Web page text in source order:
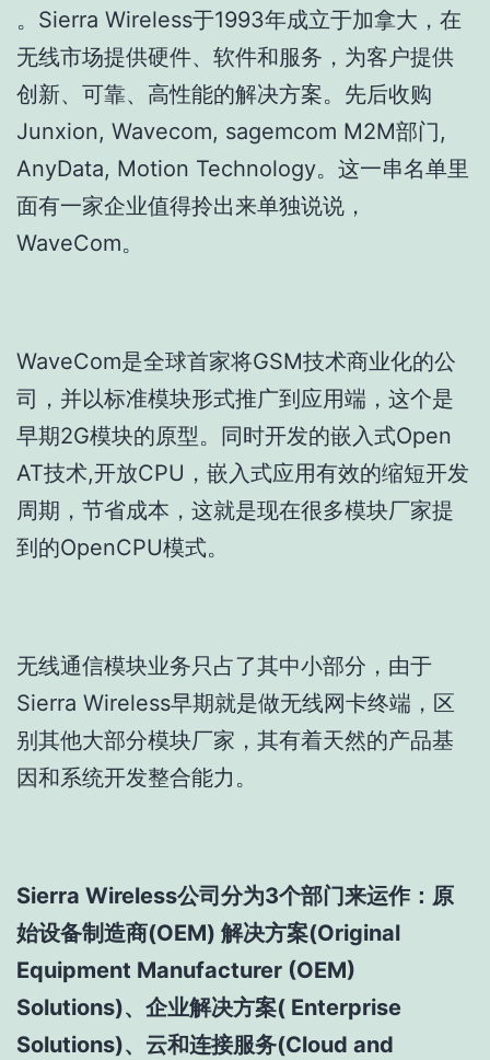
。Sierra Wireless于1993年成立于加拿大，在
无线市场提供硬件、软件和服务，为客户提供
创新、可靠、高性能的解决方案。先后收购
Junxion, Wavecom, sagemcom M2M部门,
AnyData, Motion Technology。这一串名单里
面有一家企业值得拎出来单独说说，
WaveCom。
WaveCom是全球首家将GSM技术商业化的公
司，并以标准模块形式推广到应用端，这个是
早期2G模块的原型。同时开发的嵌入式Open
AT技术,开放CPU，嵌入式应用有效的缩短开发
周期，节省成本，这就是现在很多模块厂家提
到的OpenCPU模式。
无线通信模块业务只占了其中小部分，由于
Sierra Wireless早期就是做无线网卡终端，区
别其他大部分模块厂家，其有着天然的产品基
因和系统开发整合能力。
Sierra Wireless公司分为3个部门来运作：原
始设备制造商(OEM) 解决方案(Original
Equipment Manufacturer (OEM)
Solutions)、企业解决方案( Enterprise
Solutions)、云和连接服务(Cloud and